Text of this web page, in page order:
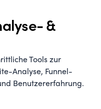
&
Tools zur
Analyse, Funnel-
Benutzererfahrung.